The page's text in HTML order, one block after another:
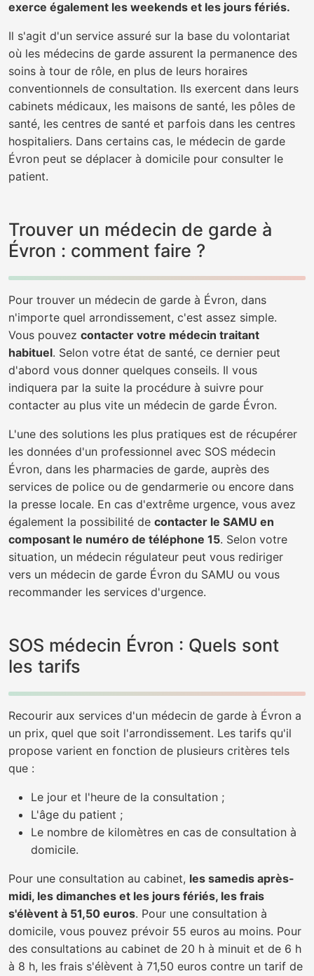
exerce également les weekends et les jours fériés.
Il s'agit d'un service assuré sur la base du volontariat
où les médecins de garde assurent la permanence des
soins à tour de rôle, en plus de leurs horaires
conventionnels de consultation. Ils exercent dans leurs
cabinets médicaux, les maisons de santé, les pôles de
santé, les centres de santé et parfois dans les centres
hospitaliers. Dans certains cas, le médecin de garde
Évron peut se déplacer à domicile pour consulter le
patient.
Trouver un médecin de garde à
Évron : comment faire ?
Pour trouver un médecin de garde à Évron, dans
n'importe quel arrondissement, c'est assez simple.
Vous pouvez contacter votre médecin traitant
habituel. Selon votre état de santé, ce dernier peut
d'abord vous donner quelques conseils. Il vous
indiquera par la suite la procédure à suivre pour
contacter au plus vite un médecin de garde Évron.
L'une des solutions les plus pratiques est de récupérer
les données d'un professionnel avec SOS médecin
Évron, dans les pharmacies de garde, auprès des
services de police ou de gendarmerie ou encore dans
la presse locale. En cas d'extrême urgence, vous avez
également la possibilité de contacter le SAMU en
composant le numéro de téléphone 15. Selon votre
situation, un médecin régulateur peut vous rediriger
vers un médecin de garde Évron du SAMU ou vous
recommander les services d'urgence.
SOS médecin Évron : Quels sont
les tarifs
Recourir aux services d'un médecin de garde à Évron a
un prix, quel que soit l'arrondissement. Les tarifs qu'il
propose varient en fonction de plusieurs critères tels
que :
Le jour et l'heure de la consultation ;
L'âge du patient ;
Le nombre de kilomètres en cas de consultation à
domicile.
Pour une consultation au cabinet, les samedis après-
midi, les dimanches et les jours fériés, les frais
s'élèvent à 51,50 euros. Pour une consultation à
domicile, vous pouvez prévoir 55 euros au moins. Pour
des consultations au cabinet de 20 h à minuit et de 6 h
à 8 h, les frais s'élèvent à 71,50 euros contre un tarif de